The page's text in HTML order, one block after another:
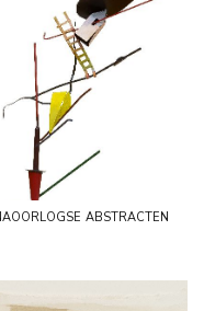
abstracten